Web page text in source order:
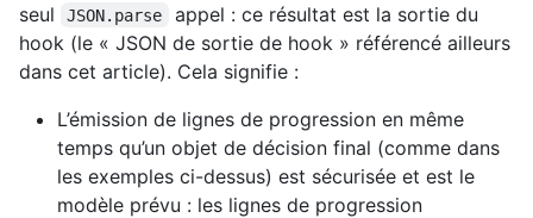
seul
JSON.parse
appel : ce résultat est la sortie du
hook (le « JSON de sortie de hook » référencé ailleurs
dans cet article). Cela signifie :
L’émission de lignes de progression en même
temps qu’un objet de décision final (comme dans
les exemples ci-dessus) est sécurisée et est le
modèle prévu : les lignes de progression